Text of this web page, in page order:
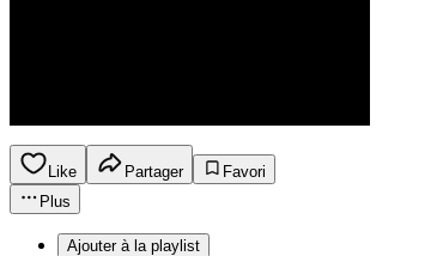
Like Partager
Favori
Plus
Ajouter à la playlist